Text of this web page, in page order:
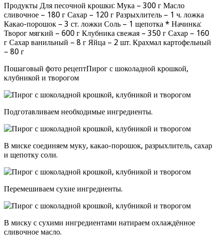
Продукты Для песочной крошки: Мука – 300 г Масло
сливочное – 180 г Сахар – 120 г Разрыхлитель – 1 ч. ложка
Какао-порошок – 3 ст. ложки Соль – 1 щепотка * Начинка:
Творог мягкий – 600 г Клубника свежая – 350 г Сахар – 160
г Сахар ванильный – 8 г Яйца – 2 шт. Крахмал картофельный
– 80 г
Пошаговый фото рецептПирог с шоколадной крошкой,
клубникой и творогом
Подготавливаем необходимые ингредиенты.
В миске соединяем муку, какао-порошок, разрыхлитель, сахар
и щепотку соли.
Перемешиваем сухие ингредиенты.
В миску с сухими ингредиентами натираем охлаждённое
сливочное масло.